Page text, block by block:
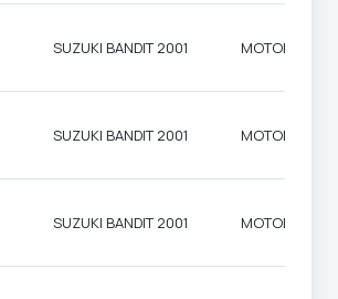
SUZUKI BANDIT 2001 МОТОЦИКЛ
SUZUKI BANDIT 2001 МОТОЦИКЛ
SUZUKI BANDIT 2001 МОТОЦИКЛ